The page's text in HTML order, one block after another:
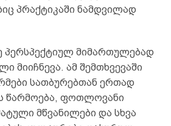
პრაქტიკაში ნამდვილად
მიმართულებად
მიიჩნევა. ამ შემთხვევაში
სათბურებთან ერთად
წარმოება, ფოთლოვანი
მწვანილები და სხვა